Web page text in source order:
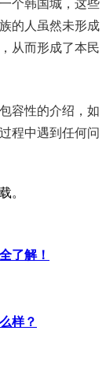
个韩国城，这些
的人虽然未形成
从而形成了本民
容性的介绍，如
程中遇到任何问
。
了解！
样？